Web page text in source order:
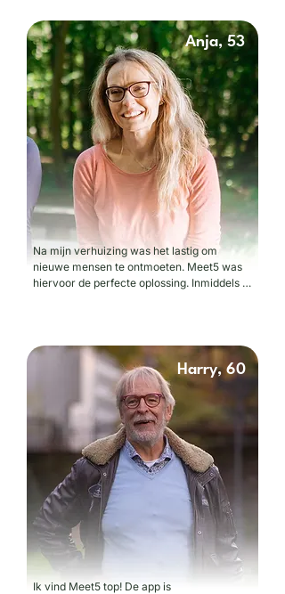
Anja, 53
Na mijn verhuizing was het lastig om
nieuwe mensen te ontmoeten. Meet5 was
hiervoor de perfecte oplossing. Inmiddels
Harry, 60
Ik vind Meet5 top! De app is